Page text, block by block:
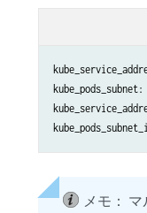
メモ： マ